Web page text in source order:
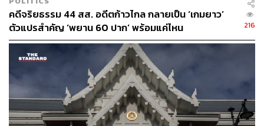
เมื่อผู้สื่อข่าวถามว่า แสดงว่ามีหลักฐานการเจรจาหรือ
สนทนาระหว่างปดิพัทธ์กับแกนนำพรรคก้าวไกลใช่หรือไม่
อดิศรกล่าวว่า ข้อบังคับของพรรคการเมืองระบุไว้ถึงเหตุผลที่
จะขับสมาชิกออกจากพรรคการเมือง ซึ่งรายละเอียดที่เกิดขึ้น
นั้น ทุกคนมองออกว่าไม่มีเจตนาขับออกจริง ซึ่งปดิพัทธ์ต้อง
ชี้แจง และในการอภิปรายญัตติด่วนที่เตรียมเสนอนั้น ตนขอ
พรรคก้าวไกลอย่าชี้แจงช่วยเหลือปดิพัทธ์ เพราะถือว่าไม่ใช่
คนของพรรคก้าวไกลแล้ว
คดีจริยธรรม 44 สส. อดีตก้าวไกล กลายเป็น ‘เกมยาว’
ตัวแปรสำคัญ ‘พยาน 60 ปาก’ พร้อมแค่ไหน
216